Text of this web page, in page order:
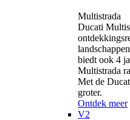
Multistrada
Ducati
biedt ook 4
Multistrada
Met de
groter.
Ontdek meer
V2